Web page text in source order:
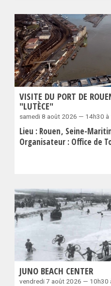
VISITE DU PORT DE
"LUTÈCE"
samedi 8 août 2026 — 14h30 à
Lieu : Rouen Seine-
Organisateur : Office de
JUNO BEACH CENTER
vendredi 7 août 2026 — 10h30